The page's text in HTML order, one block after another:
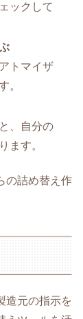
ックして
トマイザ
。
、自分の
ます。
の詰め替え作
造元の指示を